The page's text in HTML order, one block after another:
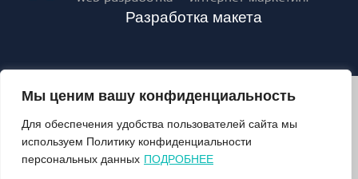
Мы ценим вашу конфиденциальность
Для обеспечения удобства пользователей сайта мы
используем Политику конфиденциальности
персональных данных ПОДРОБНЕЕ
Разработка макета
2024©VALOZHIN.BY - НОВОСТИ ВОЛОЖИНСКОГО РАЙОНА
О ГАЗЕТЕ